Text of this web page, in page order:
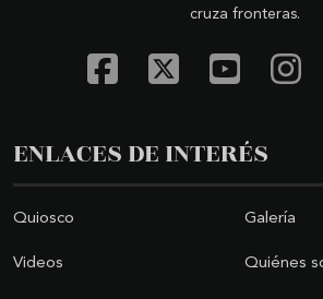
cruza fronteras.
ENLACES DE INTERÉS
Quiosco Galería
Videos Quiénes